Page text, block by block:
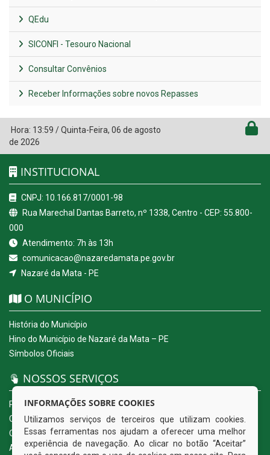
QEdu
SICONFI - Tesouro Nacional
Consultar Convênios
Receber Informações sobre novos Repasses
Hora: 13:59 /Quinta-Feira, 06 de agosto
de 2026
INSTITUCIONAL
CNPJ: 10.166.817/0001-98
Rua Marechal Dantas Barreto, nº 1338, Centro - CEP: 55.800-
000
Atendimento: 7h às 13h
comunicacao@nazaredamata.pe.gov.br
Nazaré da Mata - PE
O MUNICÍPIO
História do Município
Hino do Município de Nazaré da Mata – PE
Símbolos Oficiais
NOSSOS SERVIÇOS
Portal da Transparência
Carta de Serviços ao Usuário
Ouvidoria Eletrônica
Acesso a Informação (eSIC)
INFORMAÇÕES SOBRE COOKIES
Utilizamos serviços de terceiros que utilizam cookies.
Essas ferramentas nos ajudam a oferecer uma melhor
experiência de navegação. Ao clicar no botão “Aceitar”